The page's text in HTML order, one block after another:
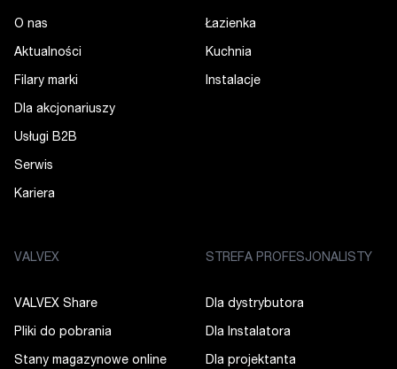
O nas
Aktualności
Filary marki
Dla akcjonariuszy
Usługi B2B
Serwis
Kariera
Łazienka
Kuchnia
Instalacje
VALVEX
VALVEX Share
Pliki do pobrania
Stany magazynowe online
STREFA PROFESJONALISTY
Dla dystrybutora
Dla Instalatora
Dla projektanta